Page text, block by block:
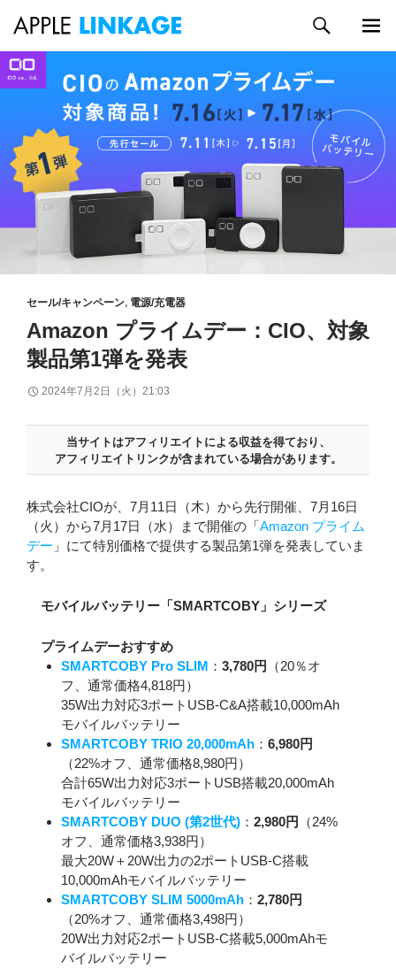
コ
ン
索
セール/キャンペーン, 電源/充電器
Amazon プライムデー：CIO、対象
製品第1弾を発表
2024年7月2日（火）21:03
当サイトはアフィリエイトによる収益を得ており、
アフィリエイトリンクが含まれている場合があります。
株式会社CIOが、7月11日（木）から先行開催、7月16日
（火）から7月17日（水）まで開催の「Amazon プライム
デー 」にて特別価格で提供する製品第1弾を発表していま
す。
モバイルバッテリー「SMARTCOBY」シリーズ
プライムデーおすすめ
SMARTCOBY Pro SLIM ： 3,780円
（20％オ
フ、通常価格4,818円）
35W出力対応3ポートUSB-C&A搭載10,000mAh
モバイルバッテリー
SMARTCOBY TRIO 20,000mAh ： 6,980円
（22%オフ、通常価格8,980円）
合計65W出力対応3ポートUSB搭載20,000mAh
モバイルバッテリー
SMARTCOBY DUO (第2世代) ： 2,980円
（24%
オフ、通常価格3,938円）
最大20W＋20W出力の2ポートUSB-C搭載
10,000mAhモバイルバッテリー
SMARTCOBY SLIM 5000mAh ： 2,780円
（20%オフ、通常価格3,498円）
20W出力対応2ポートUSB-C搭載5,000mAhモ
バイルバッテリー